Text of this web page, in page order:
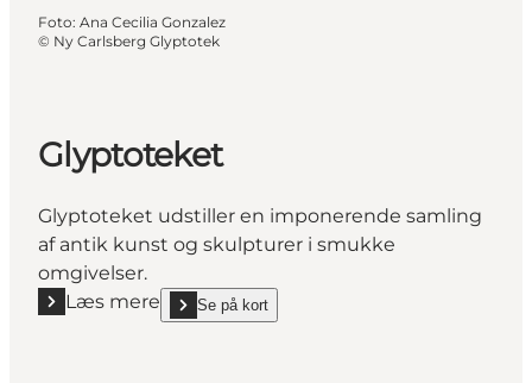
Foto: Ana Cecilia Gonzalez
© Ny Carlsberg Glyptotek
Glyptoteket
Glyptoteket udstiller en imponerende samling
af antik kunst og skulpturer i smukke
omgivelser.
Læs mere
Læs mere "Glyptoteket"
Se på kort
show Glyptoteket on_map